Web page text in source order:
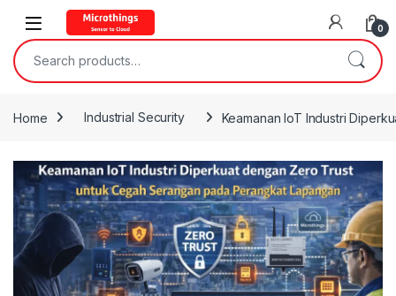
Open 0
Search for:
Home Industrial Security Keamanan IoT Industri